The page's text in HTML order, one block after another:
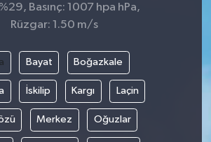
Basınç: 1007 hpa hPa,
Rüzgar: 1.50 m/s
Bayat Boğazkale
İskilip Kargı Laçin
Merkez Oğuzlar